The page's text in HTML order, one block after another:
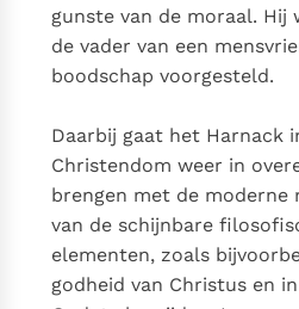
gunste van de moraal.
de vader van een
boodschap voorgesteld.
Daarbij gaat het Harnack
Christendom weer in
brengen met de moderne
van de schijnbare
elementen, zoals
godheid van Christus en